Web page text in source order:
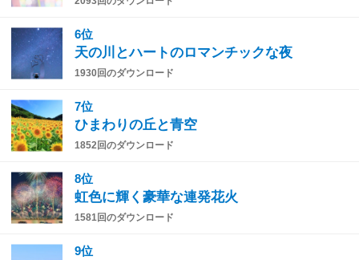
6位
天の川とハートのロマンチックな夜
1930回のダウンロード
7位
ひまわりの丘と青空
1852回のダウンロード
8位
虹色に輝く豪華な連発花火
1581回のダウンロード
9位